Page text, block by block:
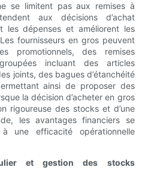
se limitent pas aux remises à
aux décisions d’achat
les dépenses et améliorent les
fournisseurs en gros peuvent
promotionnels, des remises
incluant des articles
joints, des bagues d’étanchéité
ainsi de proposer des
la décision d’acheter en gros
rigoureuse des stocks et d’une
les avantages financiers se
une efficacité opérationnelle
et gestion des stocks